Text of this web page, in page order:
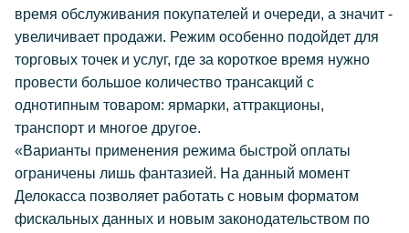
время обслуживания покупателей и очереди, а значит -
увеличивает продажи. Режим особенно подойдет для
торговых точек и услуг, где за короткое время нужно
провести большое количество трансакций с
однотипным товаром: ярмарки, аттракционы,
транспорт и многое другое.
«Варианты применения режима быстрой оплаты
ограничены лишь фантазией. На данный момент
Делокасса позволяет работать с новым форматом
фискальных данных и новым законодательством по